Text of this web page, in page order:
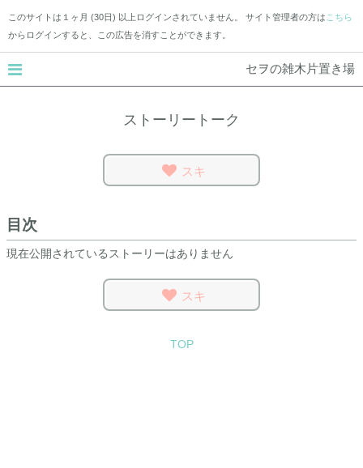
このサイトは１ヶ月 (30日) 以上ログインされていません。 サイト管理者の方は こちら
からログインすると、この広告を消すことができます。
セヲの雑木片置き場
ストーリートーク
スキ
目次
現在公開されているストーリーはありません
スキ
TOP